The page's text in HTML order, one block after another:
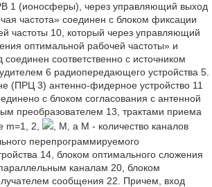
1 (ионосферы), через управляющий выход
частота» соединен с блоком фиксации
частоты 10, который через управляющий
оптимальной рабочей частоты» и
соответственно с источником
6 радиопередающего устройства 5.
(ПРЦ 3) антенно-фидерное устройство 11
с блоком согласования с антенной
преобразователем 13, трактами приема
m=1, 2,
, М, а М - количество каналов
перепрограммируемого
14, блоком оптимального сложения
каналам 20, блоком
сообщения 22. Причем, вход